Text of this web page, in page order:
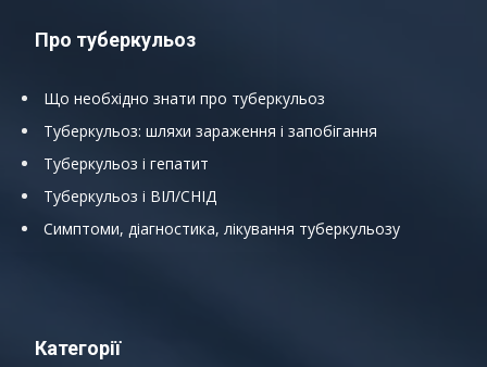
Про туберкульоз
Що необхідно знати про туберкульоз
Туберкульоз: шляхи зараження і запобігання
Туберкульоз і гепатит
Туберкульоз і ВІЛ/СНІД
Симптоми, діагностика, лікування туберкульозу
Категорії